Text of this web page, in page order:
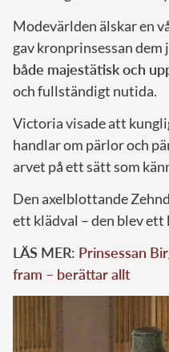
Modevärlden älskar en
gav kronprinsessan
både majestätisk och
och fullständigt nutida.
Victoria visade att
handlar om pärlor och
arvet på ett sätt som
Den axelblottande
ett klädval – den blev ett
LÄS MER: Prinsessan
fram – berättar allt